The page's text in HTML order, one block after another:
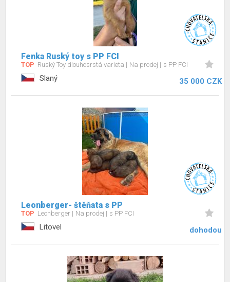
Fenka Ruský toy s PP FCI
TOP Ruský Toy dlouhosrstá varieta Na prodej s PP FCI
Slaný 35 000 CZK
Leonberger- štěňata s PP
TOP Leonberger Na prodej s PP FCI
Litovel dohodou